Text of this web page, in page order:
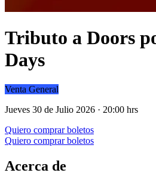
Tributo a Doors
Days
Venta General
Jueves 30 de Julio 2026 · 20:00 hrs
Quiero comprar boletos
Quiero comprar boletos
Acerca de